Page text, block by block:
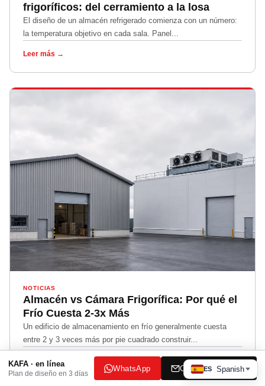
frigoríficos: del cerramiento a la losa
El diseño de un almacén refrigerado comienza con un número:
la temperatura objetivo en cada sala. Panel...
Leer más →
NOTICIAS
Almacén vs Cámara Frigorífica: Por qué el
Frío Cuesta 2-3x Más
Un edificio de almacenamiento en frío generalmente cuesta
entre 2 y 3 veces más por pie cuadrado construir...
Leer más →
KAFA · en línea
Plan de diseño en 3 días
WhatsApp Correo electrónico
ES Spanish